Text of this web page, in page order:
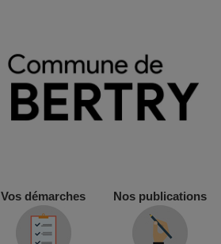
Vos démarches Nos publications